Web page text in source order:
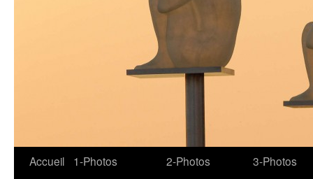
Aller
Accueil
1-Photos
2-Photos
3-Photos